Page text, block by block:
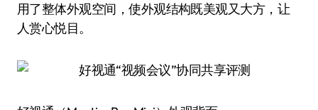
用了整体外观空间，使外观结构既美观又大方，让
人赏心悦目。